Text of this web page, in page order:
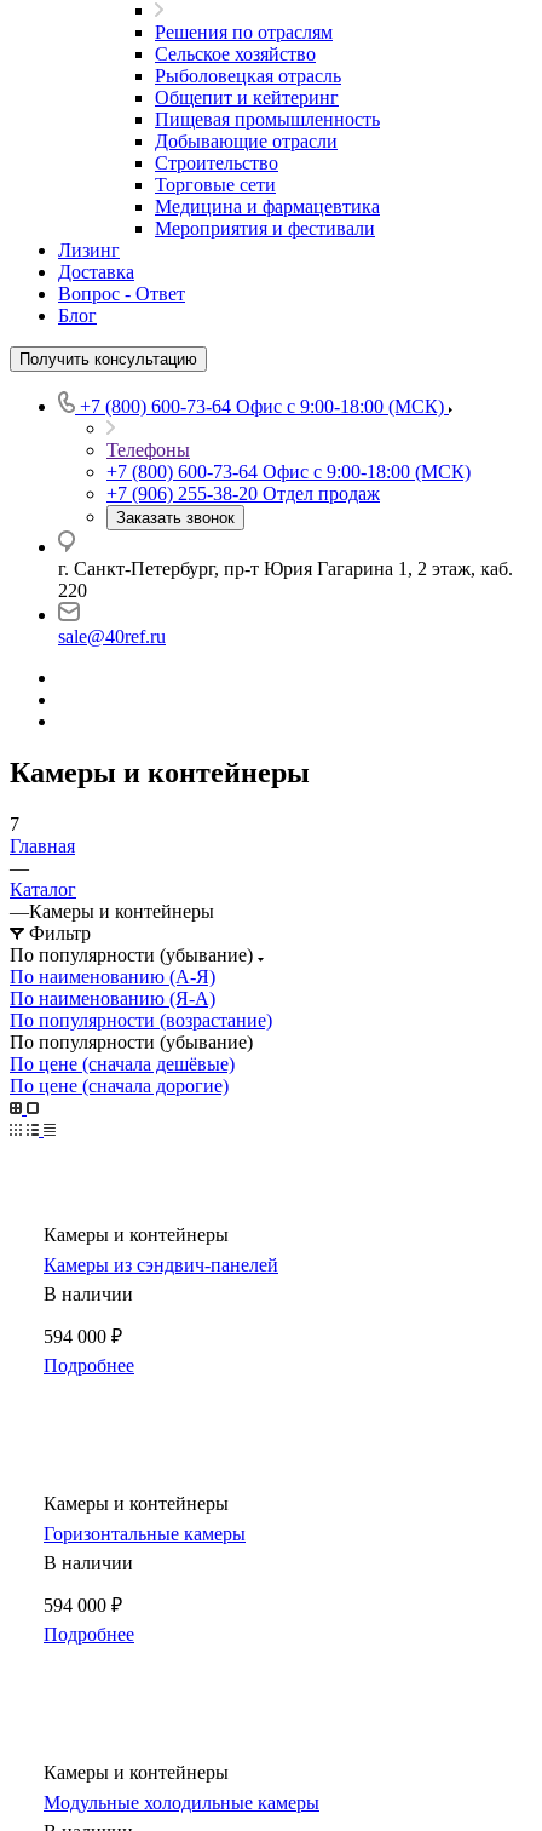
Решения по отраслям
Сельское хозяйство
Рыболовецкая отрасль
Общепит и кейтеринг
Пищевая промышленность
Добывающие отрасли
Строительство
Торговые сети
Медицина и фармацевтика
Мероприятия и фестивали
Лизинг
Доставка
Вопрос - Ответ
Блог
Получить консультацию
+7 (800) 600-73-64 Офис с 9:00-18:00 (МСК)
Телефоны
+7 (800) 600-73-64 Офис с 9:00-18:00 (МСК)
+7 (906) 255-38-20 Отдел продаж
Заказать звонок
г. Санкт-Петербург, пр-т Юрия Гагарина 1, 2 этаж, каб.
220
sale@40ref.ru
Камеры и контейнеры
7
Главная
—
Каталог
—Камеры и контейнеры
Фильтр
По популярности (убывание)
По наименованию (А-Я)
По наименованию (Я-А)
По популярности (возрастание)
По популярности (убывание)
По цене (сначала дешёвые)
По цене (сначала дорогие)
Камеры и контейнеры
Камеры из сэндвич-панелей
В наличии
594 000 ₽
Подробнее
Камеры и контейнеры
Горизонтальные камеры
В наличии
594 000 ₽
Подробнее
Камеры и контейнеры
Модульные холодильные камеры